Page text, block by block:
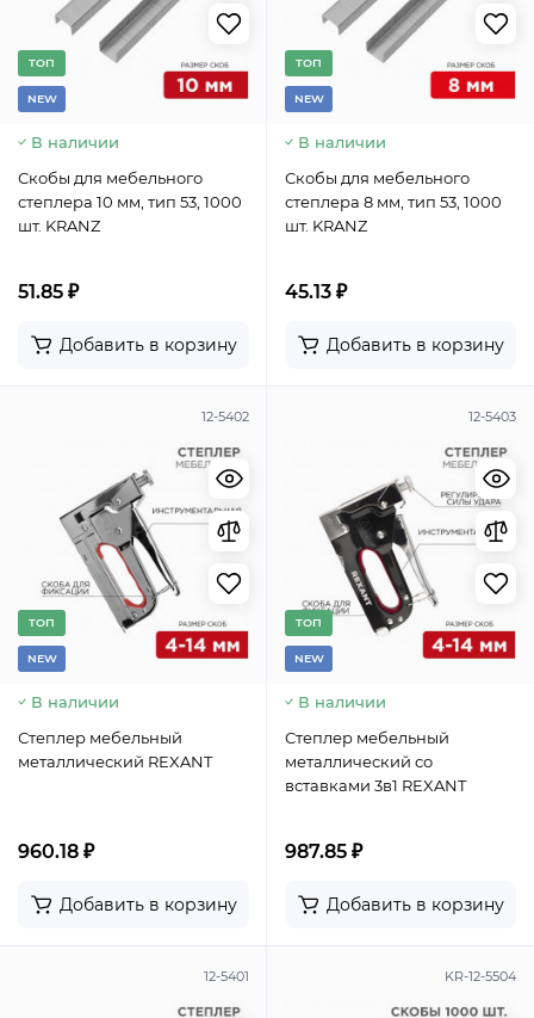
TОП
NEW
В наличии
Скобы для мебельного
степлера 10 мм, тип 53, 1000
шт. KRANZ
51.85 ₽
Добавить в корзину
TОП
NEW
В наличии
Скобы для мебельного
степлера 8 мм, тип 53, 1000
шт. KRANZ
45.13 ₽
Добавить в корзину
12-5402
TОП
NEW
В наличии
Степлер мебельный
металлический REXANT
960.18 ₽
Добавить в корзину
12-5403
TОП
NEW
В наличии
Степлер мебельный
металлический со
вставками 3в1 REXANT
987.85 ₽
Добавить в корзину
12-5401 KR-12-5504